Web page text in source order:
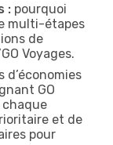
: pourquoi
multi-étapes
de
Voyages.
d’économies
GO
chaque
et de
pour